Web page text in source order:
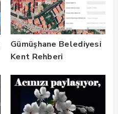
Gümüşhane Belediyesi
Kent Rehberi
Ruhsat Bilgi Sistemi
ile Güçlendirdi